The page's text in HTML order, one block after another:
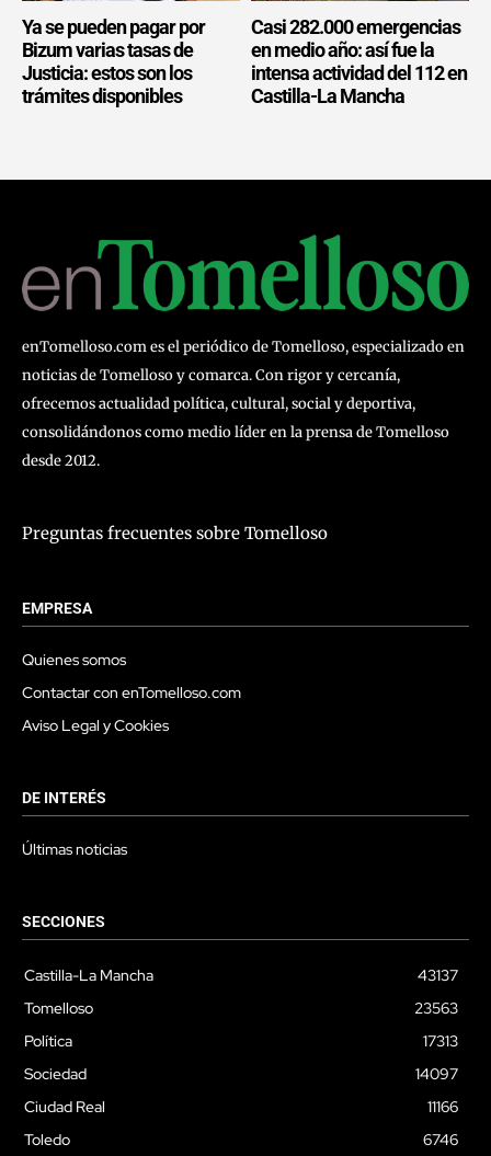
Ya se pueden pagar por
Bizum varias tasas de
Justicia: estos son los
trámites disponibles
Casi 282.000 emergencias
en medio año: así fue la
intensa actividad del 112 en
Castilla-La Mancha
enTomelloso.com es el periódico de Tomelloso, especializado en
noticias de Tomelloso y comarca. Con rigor y cercanía,
ofrecemos actualidad política, cultural, social y deportiva,
consolidándonos como medio líder en la prensa de Tomelloso
desde 2012.
Preguntas frecuentes sobre Tomelloso
EMPRESA
Quienes somos
Contactar con enTomelloso.com
Aviso Legal y Cookies
DE INTERÉS
Últimas noticias
SECCIONES
Castilla-La Mancha
43137
Tomelloso
23563
Política
17313
Sociedad
14097
Ciudad Real
11166
Toledo
6746